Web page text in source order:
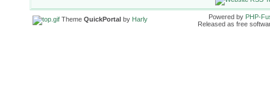
Theme QuickPortal by Harly Powered by PHP-
Released as free